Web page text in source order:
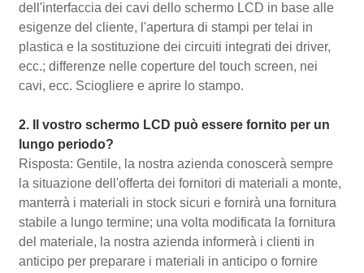
dell'interfaccia dei cavi dello schermo LCD in base alle
esigenze del cliente, l'apertura di stampi per telai in
plastica e la sostituzione dei circuiti integrati dei driver,
ecc.; differenze nelle coperture del touch screen, nei
cavi, ecc. Sciogliere e aprire lo stampo.
2. Il vostro schermo LCD può essere fornito per un
lungo periodo?
Risposta: Gentile, la nostra azienda conoscerà sempre
la situazione dell'offerta dei fornitori di materiali a monte,
manterrà i materiali in stock sicuri e fornirà una fornitura
stabile a lungo termine; una volta modificata la fornitura
del materiale, la nostra azienda informerà i clienti in
anticipo per preparare i materiali in anticipo o fornire